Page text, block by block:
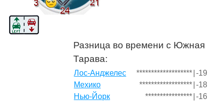
Разница во времени с Южная
Тарава:
Лос-Анджелес ******************* -19
Мехико
****************** -18
Нью-Йорк
**************** -16